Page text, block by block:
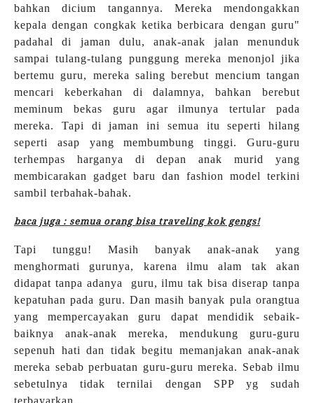
bahkan dicium tangannya. Mereka mendongakkan
kepala dengan congkak ketika berbicara dengan guru"
padahal di jaman dulu, anak-anak jalan menunduk
sampai tulang-tulang punggung mereka menonjol jika
bertemu guru, mereka saling berebut mencium tangan
mencari keberkahan di dalamnya, bahkan berebut
meminum bekas guru agar ilmunya tertular pada
mereka. Tapi di jaman ini semua itu seperti hilang
seperti asap yang membumbung tinggi. Guru-guru
terhempas harganya di depan anak murid yang
membicarakan gadget baru dan fashion model terkini
sambil terbahak-bahak.
baca juga : semua orang bisa traveling kok gengs!
Tapi tunggu! Masih banyak anak-anak yang
menghormati gurunya, karena ilmu alam tak akan
didapat tanpa adanya guru, ilmu tak bisa diserap tanpa
kepatuhan pada guru. Dan masih banyak pula orangtua
yang mempercayakan guru dapat mendidik sebaik-
baiknya anak-anak mereka, mendukung guru-guru
sepenuh hati dan tidak begitu memanjakan anak-anak
mereka sebab perbuatan guru-guru mereka. Sebab ilmu
sebetulnya tidak ternilai dengan SPP yg sudah